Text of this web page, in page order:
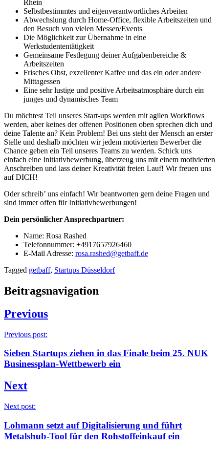
Rhein
Selbstbestimmtes und eigenverantwortliches Arbeiten
Abwechslung durch Home-Office, flexible Arbeitszeiten und
den Besuch von vielen Messen/Events
Die Möglichkeit zur Übernahme in eine
Werkstudententätigkeit
Gemeinsame Festlegung deiner Aufgabenbereiche &
Arbeitszeiten
Frisches Obst, exzellenter Kaffee und das ein oder andere
Mittagessen
Eine sehr lustige und positive Arbeitsatmosphäre durch ein
junges und dynamisches Team
Du möchtest Teil unseres Start-ups werden mit agilen Workflows
werden, aber keines der offenen Positionen oben sprechen dich und
deine Talente an? Kein Problem! Bei uns steht der Mensch an erster
Stelle und deshalb möchten wir jedem motivierten Bewerber die
Chance geben ein Teil unseres Teams zu werden. Schick uns
einfach eine Initiativbewerbung, überzeug uns mit einem motivierten
Anschreiben und lass deiner Kreativität freien Lauf! Wir freuen uns
auf DICH!
Oder schreib’ uns einfach! Wir beantworten gern deine Fragen und
sind immer offen für Initiativbewerbungen!
Dein persönlicher Ansprechpartner:
Name: Rosa Rashed
Telefonnummer: +4917657926460
E-Mail Adresse: rosa.rashed@getbaff.de
Tagged getbaff, Startups Düsseldorf
Beitragsnavigation
Previous
Previous post:
Sieben Startups ziehen in das Finale beim 25. NUK
Businessplan-Wettbewerb ein
Next
Next post:
Lohmann setzt auf Digitalisierung und führt
Metalshub-Tool für den Rohstoffeinkauf ein